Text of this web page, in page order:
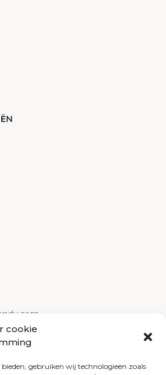
cookie
gebruiken wij technologieën zoals